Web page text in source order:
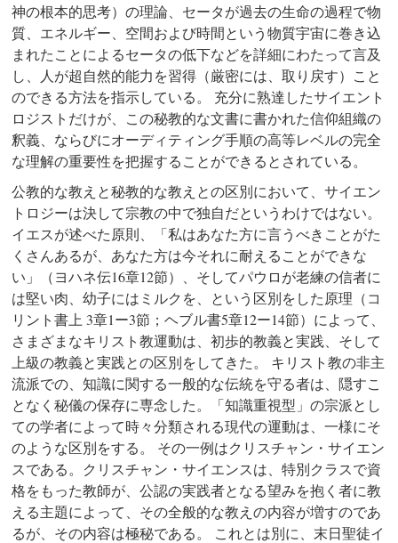
神の根本的思考）の理論、セータが過去の生命の過程で物
質、エネルギー、空間および時間という物質宇宙に巻き込
まれたことによるセータの低下などを詳細にわたって言及
し、人が超自然的能力を習得（厳密には、取り戻す）こと
のできる方法を指示している。 充分に熟達したサイエント
ロジストだけが、この秘教的な文書に書かれた信仰組織の
釈義、ならびにオーディティング手順の高等レベルの完全
な理解の重要性を把握することができるとされている。
公教的な教えと秘教的な教えとの区別において、サイエン
トロジーは決して宗教の中で独自だというわけではない。
イエスが述べた原則、「私はあなた方に言うべきことがた
くさんあるが、あなた方は今それに耐えることができな
い」（ヨハネ伝16章12節）、そしてパウロが老練の信者に
は堅い肉、幼子にはミルクを、という区別をした原理（コ
リント書上 3章1ー3節；ヘブル書5章12ー14節）によって、
さまざまなキリスト教運動は、初歩的教義と実践、そして
上級の教義と実践との区別をしてきた。 キリスト教の非主
流派での、知識に関する一般的な伝統を守る者は、隠すこ
となく秘儀の保存に専念した。「知識重視型」の宗派とし
ての学者によって時々分類される現代の運動は、一様にそ
のような区別をする。 その一例はクリスチャン・サイエン
スである。クリスチャン・サイエンスは、特別クラスで資
格をもった教師が、公認の実践者となる望みを抱く者に教
える主題によって、その全般的な教えの内容が増すのであ
るが、その内容は極秘である。 これとは別に、末日聖徒イ